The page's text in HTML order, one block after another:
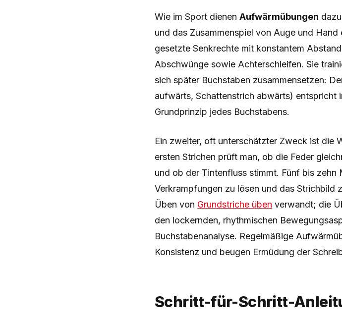
Wie im Sport dienen Aufwärmübungen
und das Zusammenspiel von Auge und
gesetzte Senkrechte mit konstantem
Abschwünge sowie Achterschleifen. Sie
sich später Buchstaben zusammensetzen:
aufwärts, Schattenstrich abwärts) entspricht
Grundprinzip jedes Buchstabens.
Ein zweiter, oft unterschätzter Zweck ist die
ersten Strichen prüft man, ob die Feder
und ob der Tintenfluss stimmt. Fünf bis zehn
Verkrampfungen zu lösen und das Strichbild
Üben von Grundstriche üben verwandt; die
den lockernden, rhythmischen
Buchstabenanalyse. Regelmäßige
Konsistenz und beugen Ermüdung der
Schritt-für-Schritt-